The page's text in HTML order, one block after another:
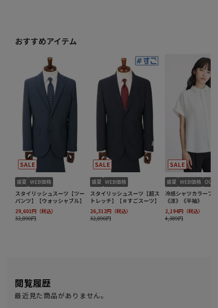
閲覧履歴
最近見た商品がありません。